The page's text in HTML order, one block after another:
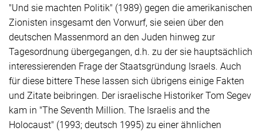
"Und sie machten Politik" (1989) gegen die amerikanischen
Zionisten insgesamt den Vorwurf, sie seien über den
deutschen Massenmord an den Juden hinweg zur
Tagesordnung übergegangen, d.h. zu der sie hauptsächlich
interessierenden Frage der Staatsgründung Israels. Auch
für diese bittere These lassen sich übrigens einige Fakten
und Zitate beibringen. Der israelische Historiker Tom Segev
kam in "The Seventh Million. The Israelis and the
Holocaust" (1993; deutsch 1995) zu einer ähnlichen